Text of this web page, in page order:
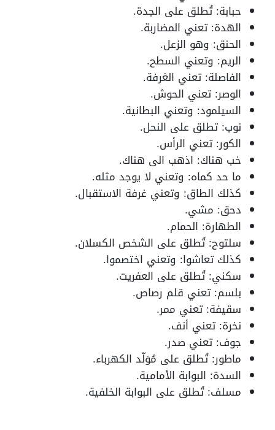
حبابة: تُطلق على الجدة.
الهدة: تعني المضاربة.
الحنق: وهو الزعل.
الريم: وتعني السطح.
الفاصلة: تعني الغرفة.
الوصر: تعني الحوش.
السيلمود: وتعني البطانية.
نوب: تطلق على النحل.
الكور: تعني الرأس.
خب هناك: اذهب الى هناك.
ما حد كماه: وتعني لا يوجد مثله.
كذلك الطاق: وتعني غرفة الاستقبال.
دحق: مشي.
الطهارة: الحمام.
سلتوح: تُطلق على الشخص الكسلان.
كذلك تعاشوا: وتعني اختصموا.
سكني: تُطلق على العفريت.
بلسم: تعني قلم رصاص.
سقيفة: تعني ممر.
نخرة: تعني أنف.
جوف: تعني صدر.
ماطور: تُطلق على مُوَلّد الكهرباء.
السدة: البوابة الأمامية.
مسلف: تُطلق على البوابة الخلفية.